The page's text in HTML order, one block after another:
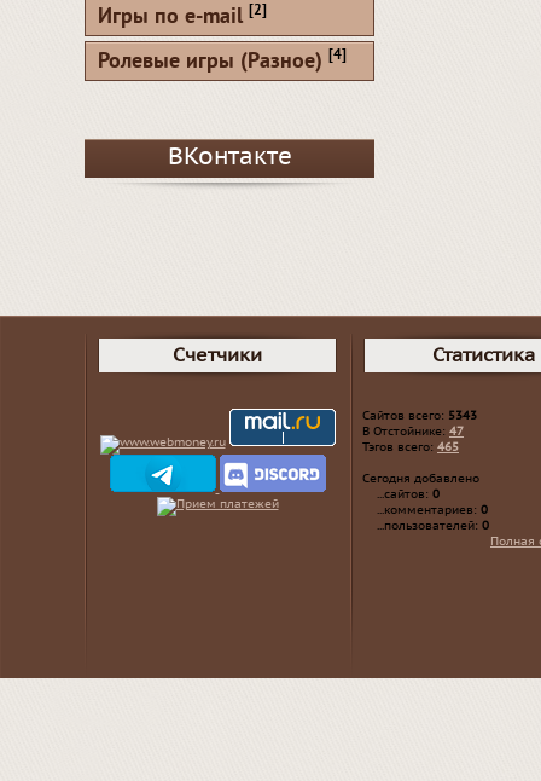
Игры по e-mail [2]
Ролевые игры (Разное) [4]
ВКонтакте
Счетчики Статистика
Сайтов всего: 5343
В Отстойнике: 47
Тэгов всего: 465
Сегодня добавлено
...сайтов: 0
...комментариев: 0
...пользователей: 0
Полная